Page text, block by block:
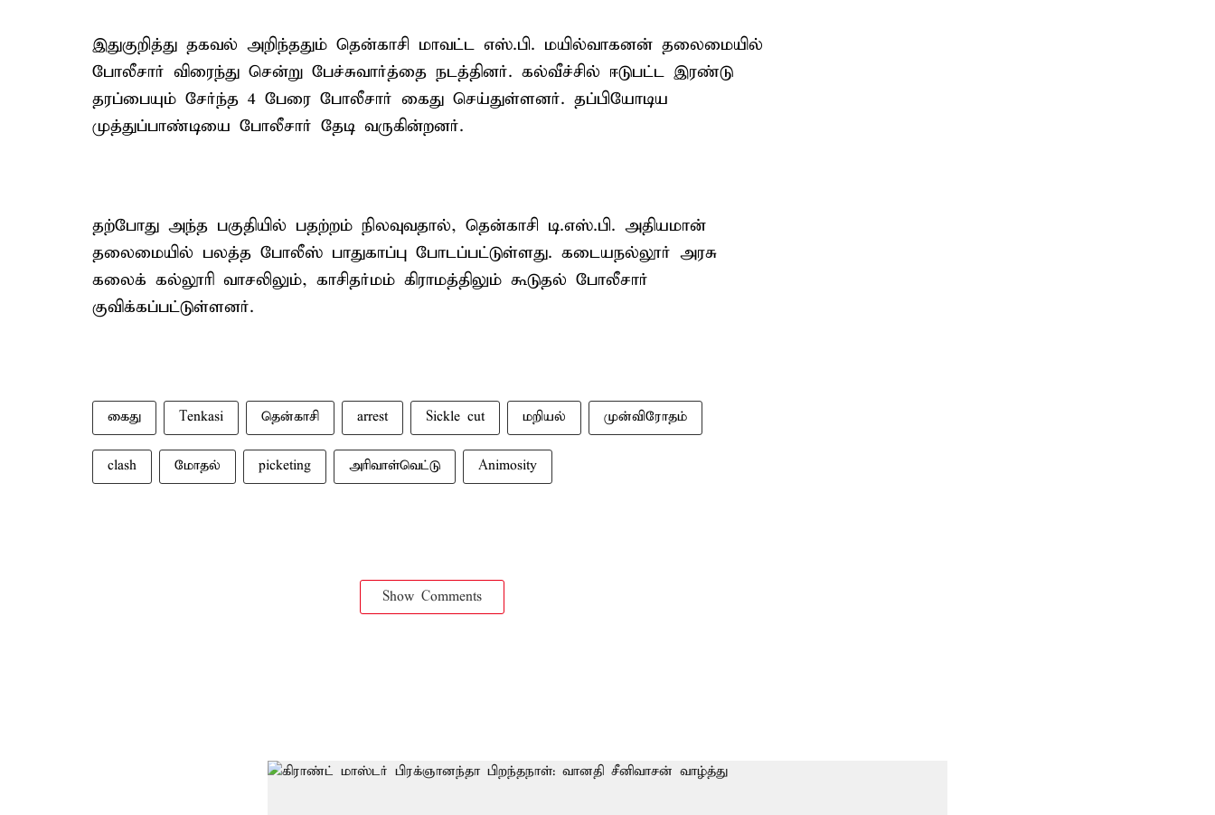
இதுகுறித்து தகவல் அறிந்ததும் தென்காசி மாவட்ட எஸ்.பி. மயில்வாகனன் தலைமையில்
போலீசார் விரைந்து சென்று பேச்சுவார்த்தை நடத்தினர். கல்வீச்சில் ஈடுபட்ட இரண்டு
தரப்பையும் சேர்ந்த 4 பேரை போலீசார் கைது செய்துள்ளனர். தப்பியோடிய
முத்துப்பாண்டியை போலீசார் தேடி வருகின்றனர்.
தற்போது அந்த பகுதியில் பதற்றம் நிலவுவதால், தென்காசி டி.எஸ்.பி. அதியமான்
தலைமையில் பலத்த போலீஸ் பாதுகாப்பு போடப்பட்டுள்ளது. கடையநல்லூர் அரசு
கலைக் கல்லூரி வாசலிலும், காசிதர்மம் கிராமத்திலும் கூடுதல் போலீசார்
குவிக்கப்பட்டுள்ளனர்.
கைது Tenkasi தென்காசி arrest Sickle cut மறியல் முன்விரோதம்
clash மோதல் picketing அரிவாள்வெட்டு Animosity
Show Comments